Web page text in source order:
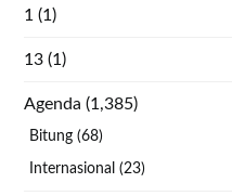
1 (1)
13 (1)
Agenda (1,385)
Bitung (68)
Internasional (23)